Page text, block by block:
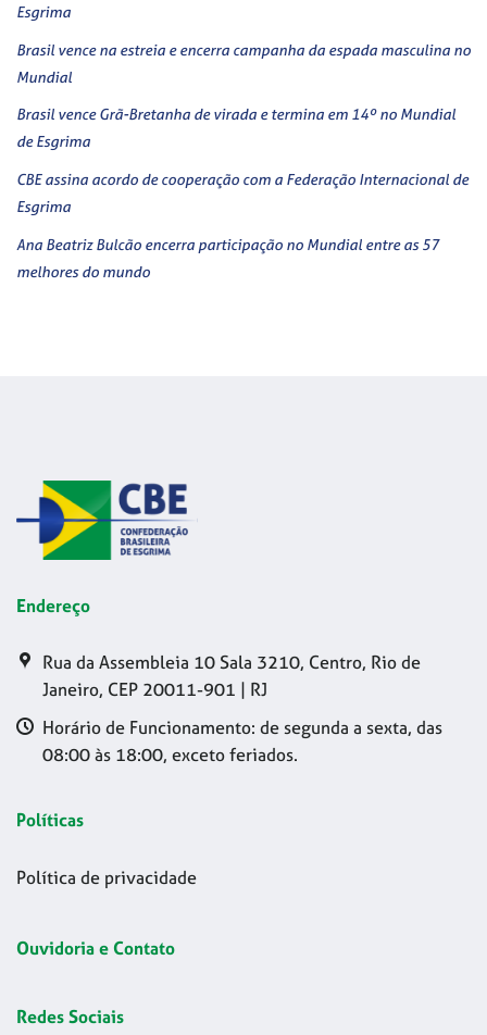
Esgrima
Brasil vence na estreia e encerra campanha da espada masculina no
Mundial
Brasil vence Grã-Bretanha de virada e termina em 14º no Mundial
de Esgrima
CBE assina acordo de cooperação com a Federação Internacional de
Esgrima
Ana Beatriz Bulcão encerra participação no Mundial entre as 57
melhores do mundo
Endereço
Rua da Assembleia 10 Sala 3210, Centro, Rio de
Janeiro, CEP 20011-901 | RJ
Horário de Funcionamento: de segunda a sexta, das
08:00 às 18:00, exceto feriados.
Políticas
Política de privacidade
Ouvidoria e Contato
Redes Sociais